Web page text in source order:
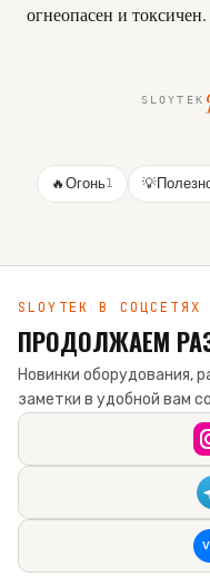
огнеопасен и токсичен.
SLOYTEK
🔥Огонь1 💡
SLOYTEK В СОЦСЕТЯХ
ПРОДОЛЖАЕМ
Новинки оборудования,
заметки в удобной вам